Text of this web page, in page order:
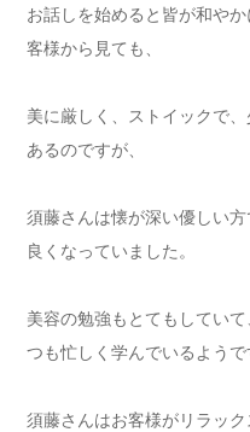
お話しを始めると皆が和や
客様から見ても、
美に厳しく、ストイックで
あるのですが、
須藤さんは懐が深い優しい
良くなっていました。
美容の勉強もとてもしてい
つも忙しく学んでいるようで
須藤さんはお客様がリラッ